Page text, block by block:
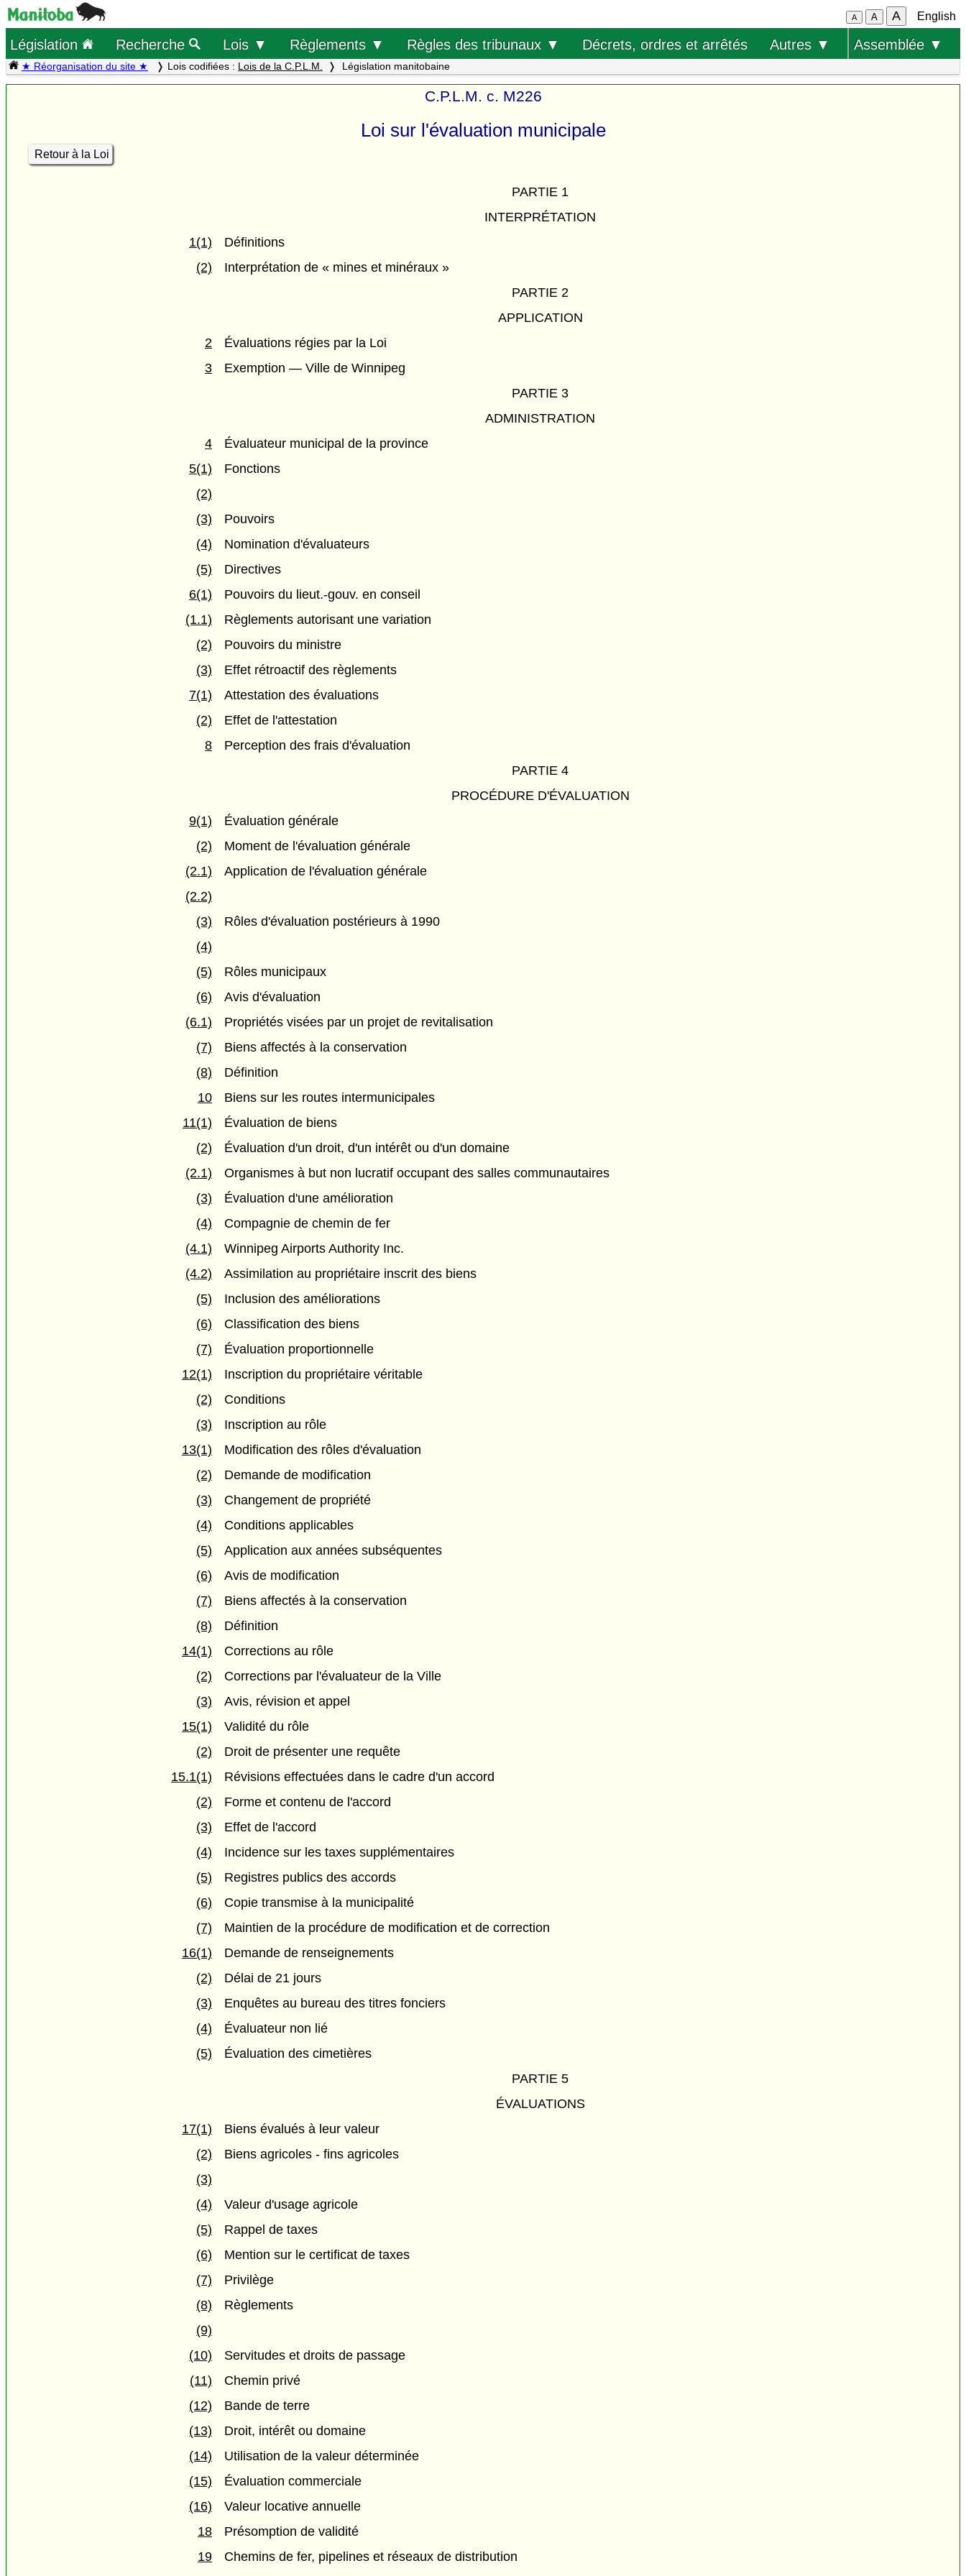
A A A English
Législation Recherche Lois ▼ Règlements ▼ Règles des tribunaux ▼ Décrets, ordres et arrêtés Autres ▼ Assemblée ▼
★ Réorganisation du site ★ Lois codifiées : Lois de la C.P.L.M. Législation manitobaine
C.P.L.M. c. M226
Loi sur l'évaluation municipale
Retour à la Loi
PARTIE 1
INTERPRÉTATION
1(1)
Définitions
(2)
Interprétation de « mines et minéraux »
PARTIE 2
APPLICATION
2
Évaluations régies par la Loi
3
Exemption — Ville de Winnipeg
PARTIE 3
ADMINISTRATION
4
Évaluateur municipal de la province
5(1)
Fonctions
(2)
(3)
Pouvoirs
(4)
Nomination d'évaluateurs
(5)
Directives
6(1)
Pouvoirs du lieut.-gouv. en conseil
(1.1)
Règlements autorisant une variation
(2)
Pouvoirs du ministre
(3)
Effet rétroactif des règlements
7(1)
Attestation des évaluations
(2)
Effet de l'attestation
8
Perception des frais d'évaluation
PARTIE 4
PROCÉDURE D'ÉVALUATION
9(1)
Évaluation générale
(2)
Moment de l'évaluation générale
(2.1)
Application de l'évaluation générale
(2.2)
(3)
Rôles d'évaluation postérieurs à 1990
(4)
(5)
Rôles municipaux
(6)
Avis d'évaluation
(6.1)
Propriétés visées par un projet de revitalisation
(7)
Biens affectés à la conservation
(8)
Définition
10
Biens sur les routes intermunicipales
11(1)
Évaluation de biens
(2)
Évaluation d'un droit, d'un intérêt ou d'un domaine
(2.1)
Organismes à but non lucratif occupant des salles communautaires
(3)
Évaluation d'une amélioration
(4)
Compagnie de chemin de fer
(4.1)
Winnipeg Airports Authority Inc.
(4.2)
Assimilation au propriétaire inscrit des biens
(5)
Inclusion des améliorations
(6)
Classification des biens
(7)
Évaluation proportionnelle
12(1)
Inscription du propriétaire véritable
(2)
Conditions
(3)
Inscription au rôle
13(1)
Modification des rôles d'évaluation
(2)
Demande de modification
(3)
Changement de propriété
(4)
Conditions applicables
(5)
Application aux années subséquentes
(6)
Avis de modification
(7)
Biens affectés à la conservation
(8)
Définition
14(1)
Corrections au rôle
(2)
Corrections par l'évaluateur de la Ville
(3)
Avis, révision et appel
15(1)
Validité du rôle
(2)
Droit de présenter une requête
15.1(1)
Révisions effectuées dans le cadre d'un accord
(2)
Forme et contenu de l'accord
(3)
Effet de l'accord
(4)
Incidence sur les taxes supplémentaires
(5)
Registres publics des accords
(6)
Copie transmise à la municipalité
(7)
Maintien de la procédure de modification et de correction
16(1)
Demande de renseignements
(2)
Délai de 21 jours
(3)
Enquêtes au bureau des titres fonciers
(4)
Évaluateur non lié
(5)
Évaluation des cimetières
PARTIE 5
ÉVALUATIONS
17(1)
Biens évalués à leur valeur
(2)
Biens agricoles - fins agricoles
(3)
(4)
Valeur d'usage agricole
(5)
Rappel de taxes
(6)
Mention sur le certificat de taxes
(7)
Privilège
(8)
Règlements
(9)
(10)
Servitudes et droits de passage
(11)
Chemin privé
(12)
Bande de terre
(13)
Droit, intérêt ou domaine
(14)
Utilisation de la valeur déterminée
(15)
Évaluation commerciale
(16)
Valeur locative annuelle
18
Présomption de validité
19
Chemins de fer, pipelines et réseaux de distribution